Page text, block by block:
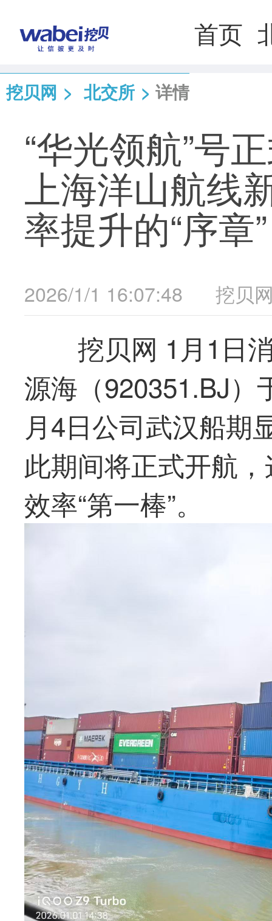
首页
挖贝网 > 北交所 > 详情
“华光领航”号
上海洋山航线
率提升的“序章”
2026/1/1 16:07:48 挖贝
挖贝网 1月1日
源海（920351.BJ
月4日公司武汉船期
此期间将正式开航
效率“第一棒”。